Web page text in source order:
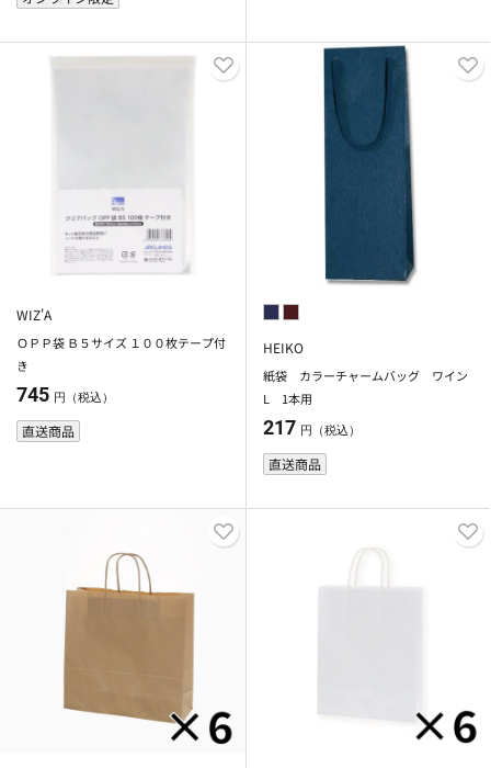
WIZ'A
ＯＰＰ袋 Ｂ５サイズ １００枚テープ付
き
745 円（税込）
直送商品
HEIKO
紙袋 カラーチャームバッグ ワイン
L 1本用
217 円（税込）
直送商品